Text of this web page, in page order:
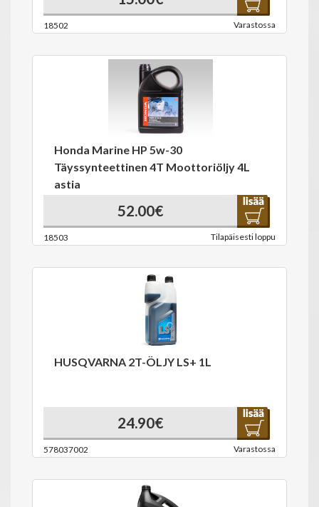
18502 Varastossa
Honda Marine HP 5w-30
Täyssynteettinen 4T Moottoriöljy 4L
astia
52.00€
18503 Tilapäisesti loppu
HUSQVARNA 2T-ÖLJY LS+ 1L
24.90€
578037002 Varastossa